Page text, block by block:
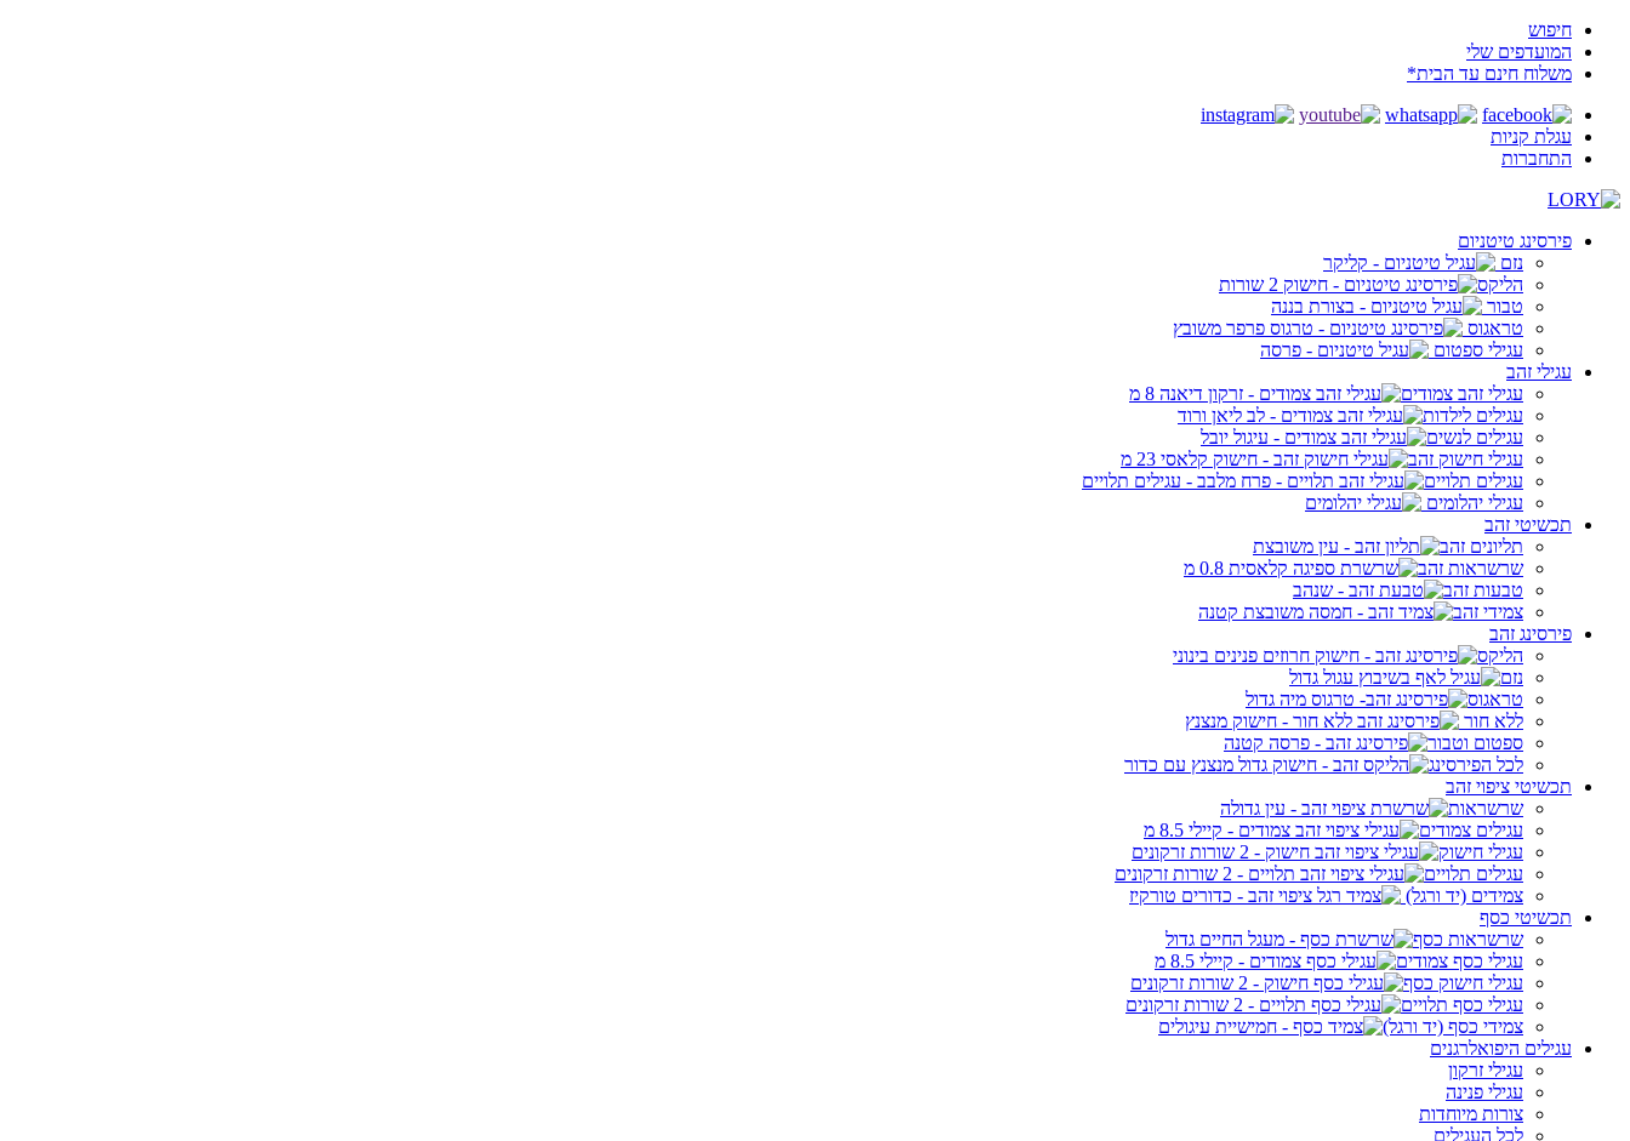
חיפוש
המועדפים שלי
משלוח חינם עד הבית*
עגלת קניות
התחברות
פירסינג טיטניום
נזם
הליקס
טבור
טראגוס
עגילי ספטום
עגילי זהב
עגילי זהב צמודים
עגילים לילדות
עגילים לנשים
עגילי חישוק זהב
עגילים תלויים
עגילי יהלומים
תכשיטי זהב
תליונים זהב
שרשראות זהב
טבעות זהב
צמידי זהב
פירסינג זהב
הליקס
נזם
טראגוס
ללא חור
ספטום וטבור
לכל הפירסינג
תכשיטי ציפוי זהב
שרשראות
עגילים צמודים
עגילי חישוק
עגילים תלויים
צמידים (יד ורגל)
תכשיטי כסף
שרשראות כסף
עגילי כסף צמודים
עגילי חישוק כסף
עגילי כסף תלויים
צמידי כסף (יד ורגל)
עגילים היפואלרגנים
עגילי זרקון
עגילי פנינה
צורות מיוחדות
לכל העגילים